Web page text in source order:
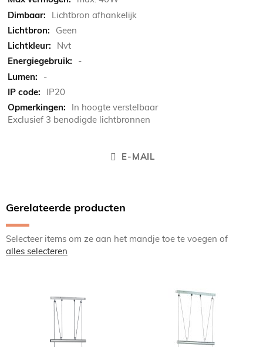
Lichtbron afhankelijk
Geen
Nvt
-
-
IP20
In hoogte verstelbaar
Exclusief 3 benodigde lichtbronnen
E-MAIL
Gerelateerde producten
Selecteer items om ze aan het mandje toe te voegen of
alles selecteren